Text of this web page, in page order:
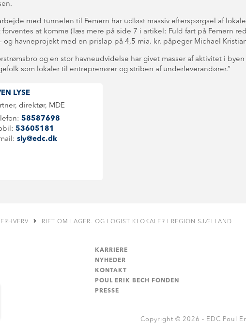
med tunnelen til Femern har udløst massiv efterspørgsel af
at komme (læs mere på side 7 i artikel: Fuld fart på Femern
og havneprojekt med en prislap på 4,5 mia. kr. påpeger Michael
og en stor havneudvidelse har givet masser af aktivitet i
som lokaler til entreprenører og striben af underleverandører.”
LYSE
direktør, MDE
58587698
53605181
sly@edc.dk
ERHVERV RIFT OM LAGER- OG LOGISTIKLOKALER I REGION SJÆLLAND
KARRIERE
NYHEDER
KONTAKT
POUL ERIK BECH FONDEN
PRESSE
Copyright © 2026 - EDC Poul